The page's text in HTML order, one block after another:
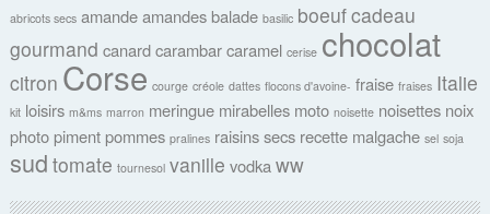
abricots secs amande amandes balade basilic boeufcadeau
gourmand canard carambar caramel cerise chocolat
citron Corse courge créole dattes flocons d'avoine- fraise fraises Italie
kit loisirs m&ms marron meringue mirabelles moto noisette noisettes noix
photo piment pommes pralines raisins secs recette malgache sel soja
sud tomate tournesol vanille vodka ww